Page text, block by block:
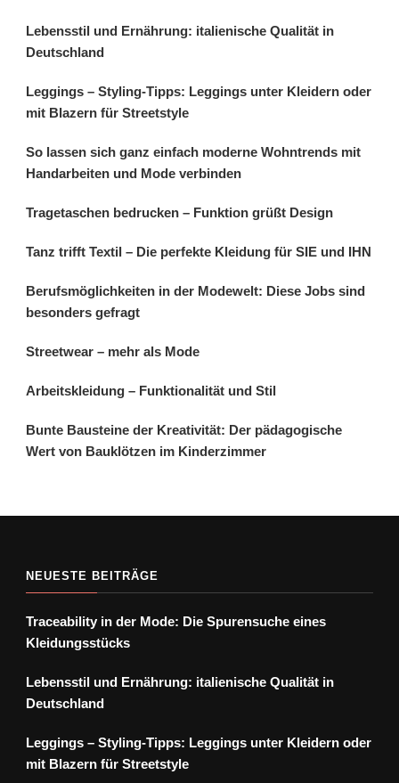
Lebensstil und Ernährung: italienische Qualität in
Deutschland
Leggings – Styling-Tipps: Leggings unter Kleidern oder
mit Blazern für Streetstyle
So lassen sich ganz einfach moderne Wohntrends mit
Handarbeiten und Mode verbinden
Tragetaschen bedrucken – Funktion grüßt Design
Tanz trifft Textil – Die perfekte Kleidung für SIE und IHN
Berufsmöglichkeiten in der Modewelt: Diese Jobs sind
besonders gefragt
Streetwear – mehr als Mode
Arbeitskleidung – Funktionalität und Stil
Bunte Bausteine der Kreativität: Der pädagogische
Wert von Bauklötzen im Kinderzimmer
NEUESTE BEITRÄGE
Traceability in der Mode: Die Spurensuche eines
Kleidungsstücks
Lebensstil und Ernährung: italienische Qualität in
Deutschland
Leggings – Styling-Tipps: Leggings unter Kleidern oder
mit Blazern für Streetstyle